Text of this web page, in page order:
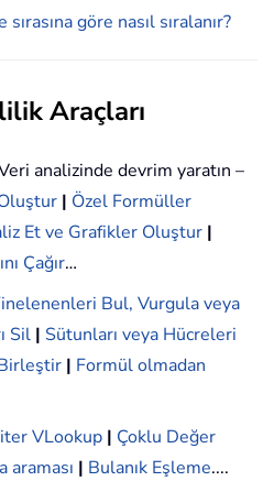
göre nasıl sıralanır?
Araçları
analizinde devrim yaratın –
| Özel Formüller
Et ve Grafikler Oluştur |
Çağır…
Bul, Vurgula veya
Sil | Sütunları veya Hücreleri
| Formül olmadan
VLookup | Çoklu Değer
araması | Bulanık Eşleme....